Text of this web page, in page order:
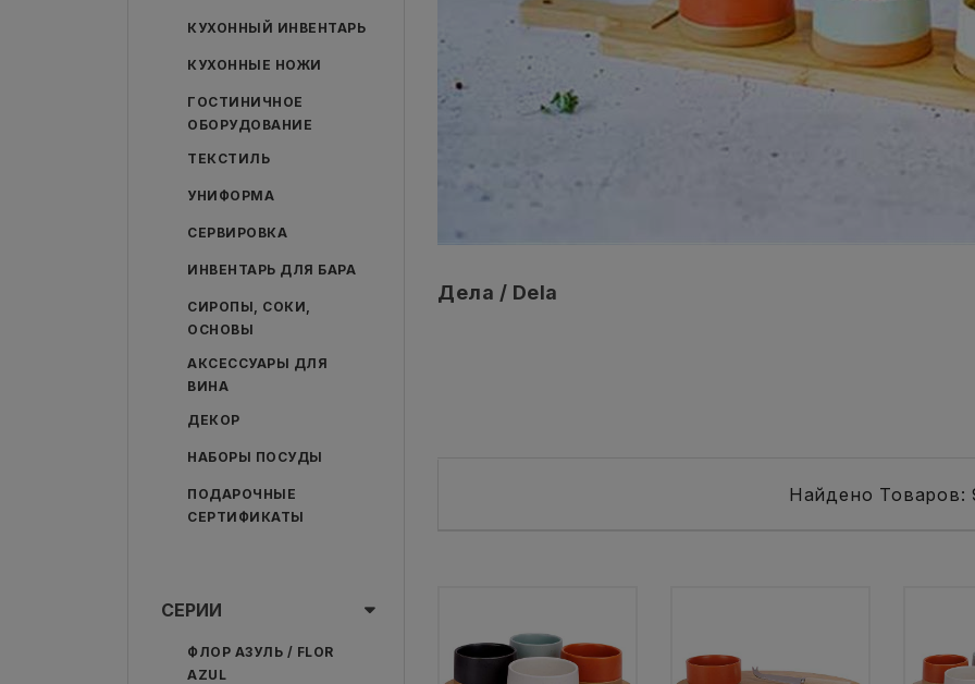
КУХОННЫЙ ИНВЕНТАРЬ
КУХОННЫЕ НОЖИ
ГОСТИНИЧНОЕ
ОБОРУДОВАНИЕ
ТЕКСТИЛЬ
УНИФОРМА
СЕРВИРОВКА
ИНВЕНТАРЬ ДЛЯ БАРА
СИРОПЫ, СОКИ,
ОСНОВЫ
АКСЕССУАРЫ ДЛЯ
ВИНА
ДЕКОР
НАБОРЫ ПОСУДЫ
ПОДАРОЧНЫЕ
СЕРТИФИКАТЫ
СЕРИИ
ФЛОР АЗУЛЬ / FLOR
AZUL
Дела / Dela
Найдено Товаров: